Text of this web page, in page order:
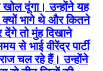
खोल दूंगा। उन्होंने यह
क्यों भागे थे और कितने
तो मुंह दिखाने
भाई वीरेंद्र पार्टी
चल रहे हैं। उन्होंने